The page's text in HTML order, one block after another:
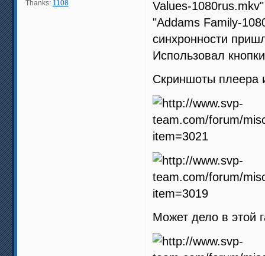
Thanks: 1108
Values-
"Addams Family-
синхронности
Использовал
Скриншоты плеера
Может дело в этой